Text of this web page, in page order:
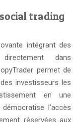
trading
intégrant des
dans
permet de
investisseurs les
en une
l’accès
réservées aux